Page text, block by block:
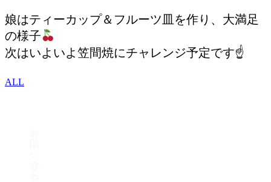
娘はティーカップ＆フルーツ皿を作り、大満足
の様子
次はいよいよ笠間焼にチャレンジ予定です☝️
ALL